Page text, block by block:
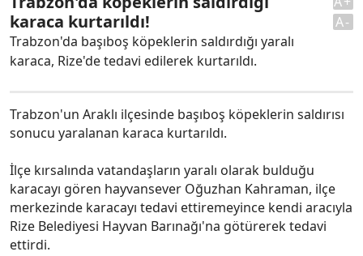
karaca kurtarıldı!
Trabzon'da başıboş köpeklerin saldırdığı yaralı
karaca, Rize'de tedavi edilerek kurtarıldı.
A-
Trabzon'un Araklı ilçesinde başıboş köpeklerin saldırısı
sonucu yaralanan karaca kurtarıldı.
İlçe kırsalında vatandaşların yaralı olarak bulduğu
karacayı gören hayvansever Oğuzhan Kahraman, ilçe
merkezinde karacayı tedavi ettiremeyince kendi aracıyla
Rize Belediyesi Hayvan Barınağı'na götürerek tedavi
ettirdi.